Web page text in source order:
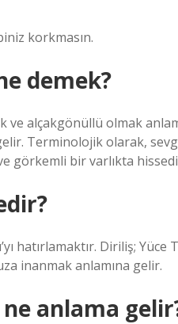
korkmasın.
demek?
ve alçakgönüllü olmak
Terminolojik olarak,
görkemli bir varlıkta
​​hatırlamaktır. Diriliş;
inanmak anlamına gelir.
anlama